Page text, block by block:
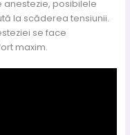
posibilele
la scăderea tensiunii.
se face
maxim.